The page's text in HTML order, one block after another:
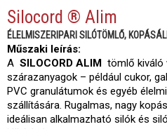
Silocord ® Alim
ÉLELMISZERIPARI SILÓTÖMLŐ,
Műszaki leírás:
A SILOCORD ALIM tömlő kiváló
szárazanyagok – például cukor,
PVC granulátumok és egyéb
szállítására. Rugalmas, nagy
ideálisan alkalmazható silók és